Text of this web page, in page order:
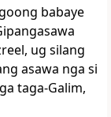
babaye
ug silang
asawa nga si
taga-Galim,